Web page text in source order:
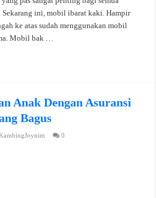
Sekarang ini, mobil ibarat kaki. Hampir
ke atas sudah menggunakan mobil
Mobil bak …
Anak Dengan Asuransi
Bagus
0